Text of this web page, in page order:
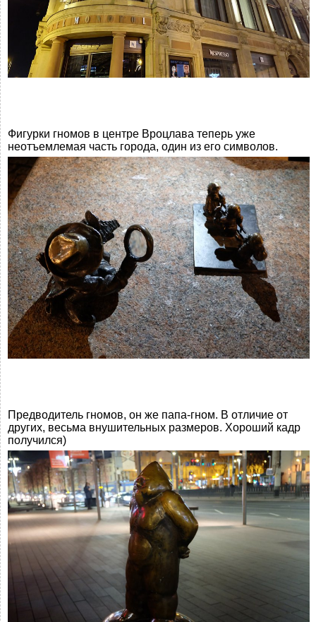
Фигурки гномов в центре Вроцлава теперь уже
неотъемлемая часть города, один из его символов.
Предводитель гномов, он же папа-гном. В отличие от
других, весьма внушительных размеров. Хороший кадр
получился)